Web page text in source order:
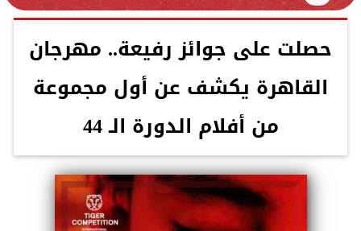
حصلت على جوائز رفيعة.. مهرجان
القاهرة يكشف عن أول مجموعة
من أفلام الدورة الـ 44